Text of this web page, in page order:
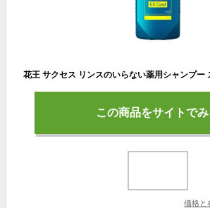
この商品をサイトで
価格と